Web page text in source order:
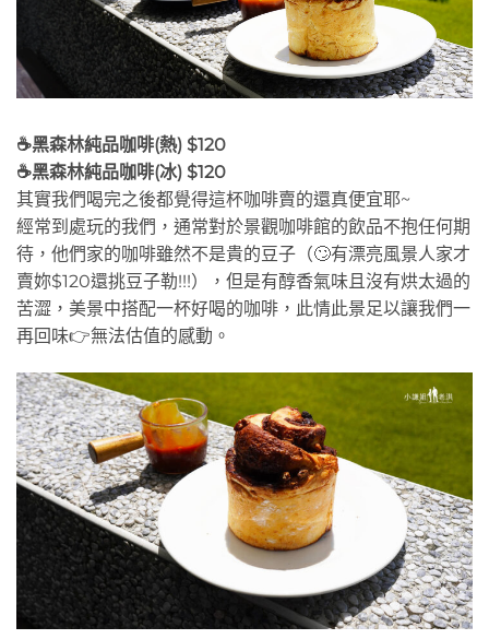
☕黑森林純品咖啡(熱) $120
☕黑森林純品咖啡(冰) $120
其實我們喝完之後都覺得這杯咖啡賣的還真便宜耶~
經常到處玩的我們，通常對於景觀咖啡館的飲品不抱任何期
待，他們家的咖啡雖然不是貴的豆子（🙄有漂亮風景人家才
賣妳$120還挑豆子勒!!!），但是有醇香氣味且沒有烘太過的
苦澀，美景中搭配一杯好喝的咖啡，此情此景足以讓我們一
再回味👉無法估值的感動。